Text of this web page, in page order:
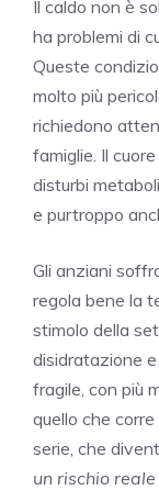
Il caldo non è
ha problemi di
Queste
molto più
richiedono
famiglie. Il
disturbi
e purtroppo
Gli anziani
regola bene la
stimolo della
disidratazione
fragile, con più
quello che
serie, che
un rischio